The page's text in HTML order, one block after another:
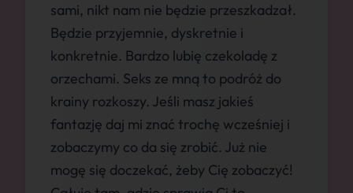
sami, nikt nam nie będzie przeszkadzał.
Będzie przyjemnie, dyskretnie i
konkretnie. Bardzo lubię czekoladę z
orzechami. Seks ze mną to podróż do
krainy rozkoszy. Jeśli masz jakieś
fantazję daj mi znać trochę wcześniej i
zobaczymy co da się zrobić. Już nie
mogę się doczekać, żeby Cię zobaczyć!